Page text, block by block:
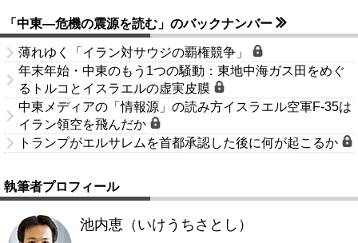
「中東―危機の震源を読む」のバックナンバー
薄れゆく「イラン対サウジの覇権競争」
年末年始・中東のもう1つの騒動：東地中海ガス田をめぐ
るトルコとイスラエルの虚実皮膜
中東メディアの「情報源」の読み方イスラエル空軍F-35は
イラン領空を飛んだか
トランプがエルサレムを首都承認した後に何が起こるか
執筆者プロフィール
池内恵（いけうちさとし）